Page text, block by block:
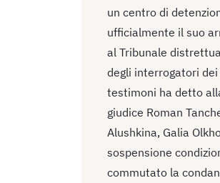
un centro di
ufficialmente il suo
al Tribunale
degli interrogatori
testimoni ha detto
giudice Roman
Alushkina, Galia
sospensione
commutato la